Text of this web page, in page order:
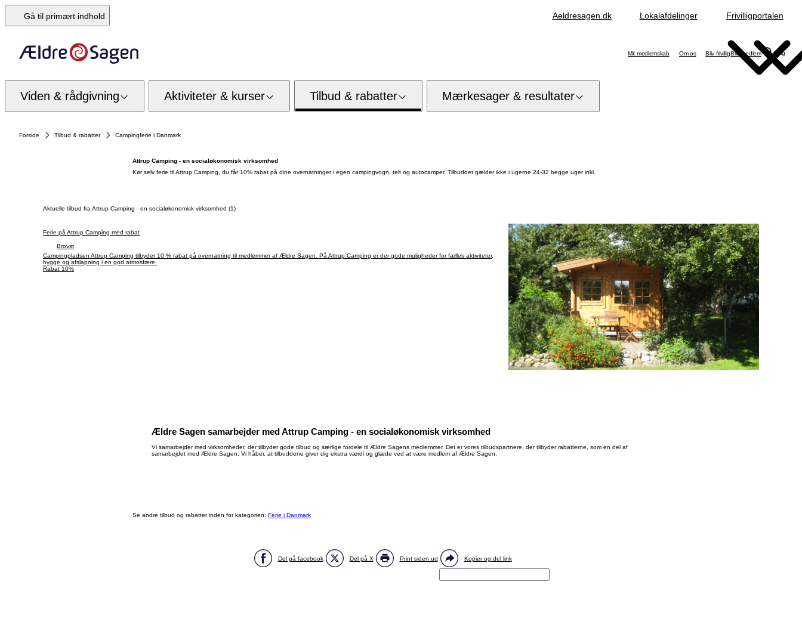
Gå til primært indhold Aeldresagen.dk Lokalafdelinger Frivilligportalen
Mit medlemskab Om os Bliv frivilligBliv medlem Søg
Viden & rådgivning Aktiviteter & kurser Tilbud & rabatter Mærkesager & resultater
Forside Tilbud & rabatter Campingferie i Danmark
Attrup Camping - en socialøkonomisk virksomhed
Kør selv ferie til Attrup Camping, du får 10% rabat på dine overnatninger i egen campingvogn, telt og autocamper. Tilbuddet gælder ikke i ugerne 24-32 begge uger inkl.
Aktuelle tilbud fra Attrup Camping - en socialøkonomisk virksomhed (1)
Ferie på Attrup Camping med rabat
Brovst
Campingpladsen Attrup Camping tilbyder 10 % rabat på overnatning til medlemmer af Ældre Sagen. På Attrup Camping er der gode muligheder for fælles aktiviteter,
hygge og afslapning i en god atmosfære.
Rabat 10%
Ældre Sagen samarbejder med Attrup Camping - en socialøkonomisk virksomhed
Vi samarbejder med virksomheder, der tilbyder gode tilbud og særlige fordele til Ældre Sagens medlemmer. Det er vores tilbudspartnere, der tilbyder rabatterne, som en del af
samarbejdet med Ældre Sagen. Vi håber, at tilbuddene giver dig ekstra værdi og glæde ved at være medlem af Ældre Sagen.
Se andre tilbud og rabatter inden for kategorien: Ferie i Danmark
Del på facebook Del på X Print siden ud Kopier og del link